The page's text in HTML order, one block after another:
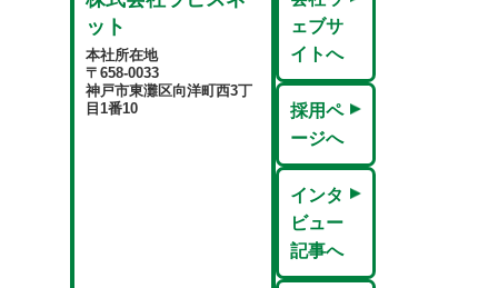
ット
本社所在地
〒658-0033
神戸市東灘区向洋町西3丁
目1番10
ェブサ
イトへ
採用ペ
ージへ
インタ
ビュー
記事へ